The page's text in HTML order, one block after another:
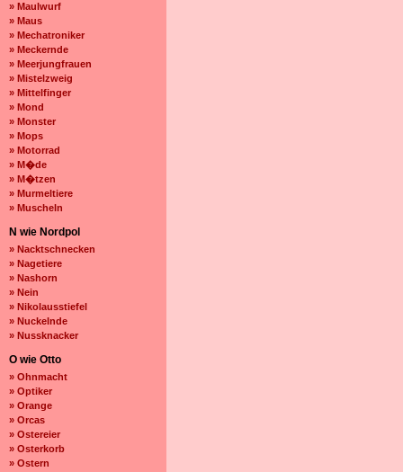
» Maulwurf
» Maus
» Mechatroniker
» Meckernde
» Meerjungfrauen
» Mistelzweig
» Mittelfinger
» Mond
» Monster
» Mops
» Motorrad
» M�de
» M�tzen
» Murmeltiere
» Muscheln
N wie Nordpol
» Nacktschnecken
» Nagetiere
» Nashorn
» Nein
» Nikolausstiefel
» Nuckelnde
» Nussknacker
O wie Otto
» Ohnmacht
» Optiker
» Orange
» Orcas
» Ostereier
» Osterkorb
» Ostern